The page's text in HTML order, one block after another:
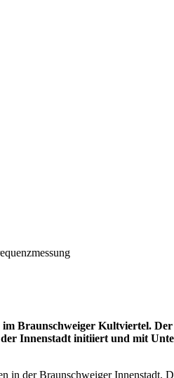
im Braunschweiger Kultviertel.
Innenstadt initiiert und mit
in der Braunschweiger Innenstadt.